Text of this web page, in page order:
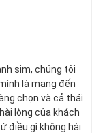
sim, chúng tôi
là mang đến
chọn và cả thái
lòng của khách
điều gì không hài